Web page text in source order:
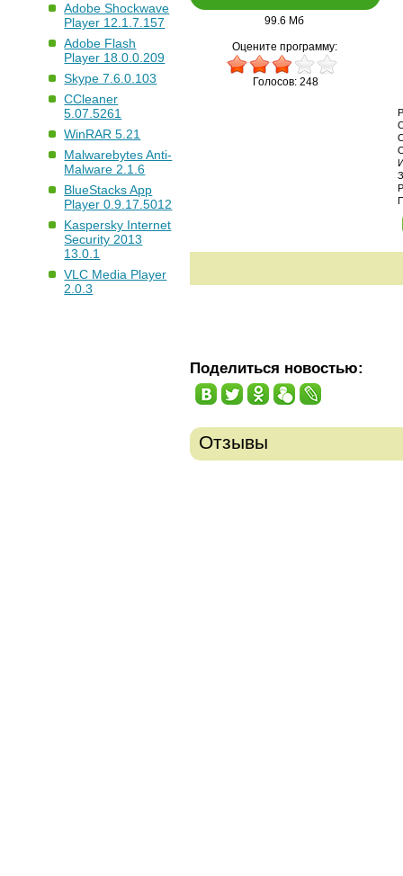
Adobe Shockwave
Player 12.1.7.157
Adobe Flash
Player 18.0.0.209
Skype 7.6.0.103
CCleaner
5.07.5261
WinRAR 5.21
Malwarebytes Anti-
Malware 2.1.6
BlueStacks App
Player 0.9.17.5012
Kaspersky Internet
Security 2013
13.0.1
VLC Media Player
2.0.3
99.6 Мб
Оцените программу:
Голосов: 248
Поделиться новостью:
Отзывы